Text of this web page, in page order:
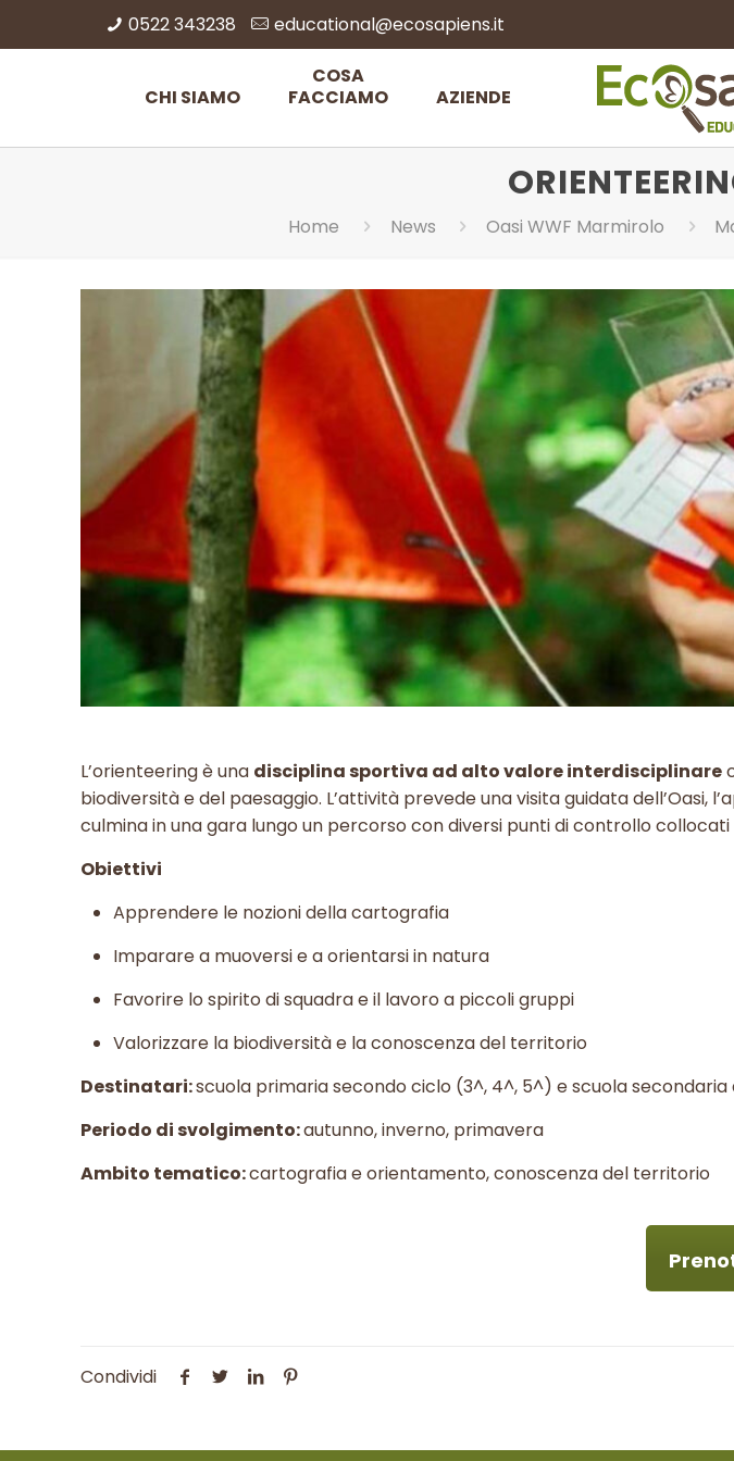
0522 343238 educational@ecosapiens.it
CHI SIAMO
COSA
FACCIAMO
AZIENDE
Home News Oasi WWF Marmirolo
L’orienteering è una disciplina sportiva ad alto valore interdisciplinare
biodiversità e del paesaggio. L’attività prevede una visita guidata
culmina in una gara lungo un percorso con diversi punti di controllo
Obiettivi
Apprendere le nozioni della cartografia
Imparare a muoversi e a orientarsi in natura
Favorire lo spirito di squadra e il lavoro a piccoli gruppi
Valorizzare la biodiversità e la conoscenza del territorio
Destinatari:scuola primaria secondo ciclo (3^, 4^, 5^) e scuola secondaria
Periodo di svolgimento:autunno, inverno, primavera
Ambito tematico:cartografia e orientamento, conoscenza del territorio
Condividi